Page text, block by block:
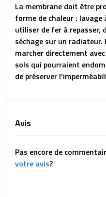
La membrane doit être
forme de chaleur : lavage
utiliser de fer à repasser,
séchage sur un
marcher directement
sols qui pourraient
de préserver
Avis
Pas encore de
votre avis?